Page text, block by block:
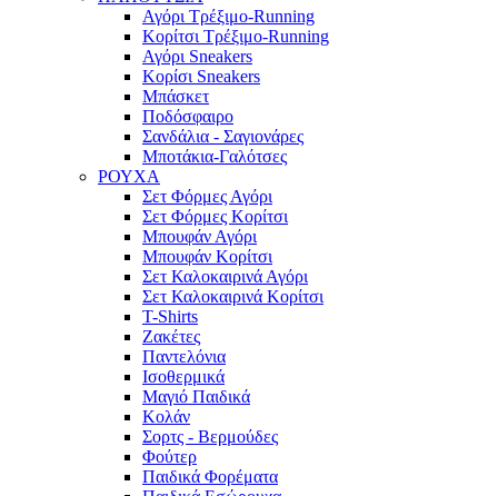
Αγόρι Τρέξιμο-Running
Κορίτσι Τρέξιμο-Running
Αγόρι Sneakers
Κορίσι Sneakers
Μπάσκετ
Ποδόσφαιρο
Σανδάλια - Σαγιονάρες
Μποτάκια-Γαλότσες
ΡΟΥΧΑ
Σετ Φόρμες Αγόρι
Σετ Φόρμες Κορίτσι
Μπουφάν Αγόρι
Μπουφάν Κορίτσι
Σετ Καλοκαιρινά Αγόρι
Σετ Καλοκαιρινά Κορίτσι
T-Shirts
Ζακέτες
Παντελόνια
Ισοθερμικά
Μαγιό Παιδικά
Κολάν
Σορτς - Βερμούδες
Φούτερ
Παιδικά Φορέματα